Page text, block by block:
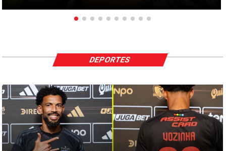
DEPORTES